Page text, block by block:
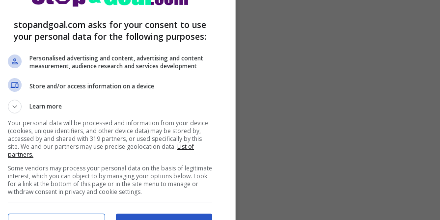
Atalantae di quei giocatori che non
del tecnico subito dopo
Rappresentativa Valli Bergamasche.
stopandgoal.com asks for your consent to use
your personal data for the following purposes:
Personalised advertising and content, advertising and content
measurement, audience research and services development
Store and/or access information on a device
Learn more
Your personal data will be processed and information from your device
(cookies, unique identifiers, and other device data) may be stored by,
accessed by and shared with 319 partners, or used specifically by this
site. We and our partners may use precise geolocation data. List of
partners.
Some vendors may process your personal data on the basis of legitimate
interest, which you can object to by managing your options below. Look
for a link at the bottom of this page or in the site menu to manage or
withdraw consent in privacy and cookie settings.